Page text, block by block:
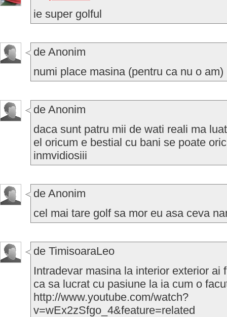
ie super golful
de Anonim
numi place masina (pentru ca nu o am)
de Anonim
daca sunt patru mii de wati reali ma
el oricum e bestial cu bani se poate
inmvidiosiii
de Anonim
cel mai tare golf sa mor eu asa ceva
de TimisoaraLeo
Intradevar masina la interior exterior ai
ca sa lucrat cu pasiune la ia cum o
http://www.youtube.com/watch?
v=wEx2zSfgo_4&feature=related